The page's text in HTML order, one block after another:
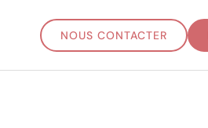
NOUS CONTACTER